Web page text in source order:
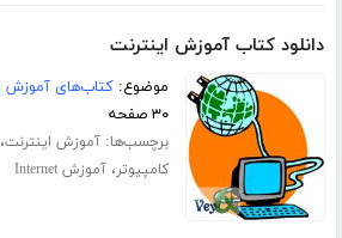
دانلود کتاب آموزش اینترنت
موضوع:کتاب‌های آموزش و
۳۰ صفحه
برچسب‌ها:آموزش اینترنت
کامپیوتر،آموزش Internet